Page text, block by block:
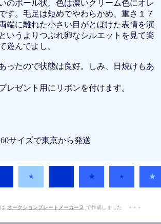
のボール状、色は濃いクリーム色にオレ
す。毛足は短めでやわらかめ、重さ１７
端に離れた小さい目がとぼけた表情を演
いうよりつぶれ卵なシルエットを見て楽
遊んでよし。
ったので状態は良好。しみ、日焼けもあ
レゼント用にリボンを付けます。
サイズで東京から発送
★ ★ ★ ★
オークションプレートメーカー２ で作成しました + + +